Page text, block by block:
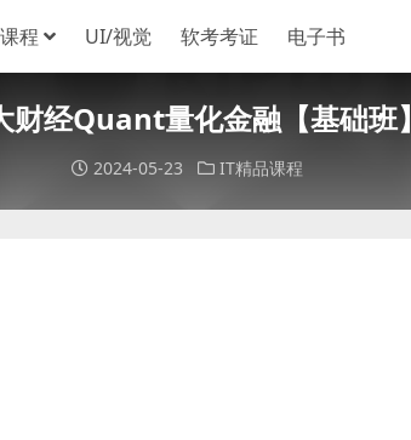
程 UI/视觉 软考考证 电子书
财经Quant量化金融【基础班】
2024-05-23 IT精品课程